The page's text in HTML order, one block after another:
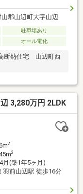
郡山辺町大字山辺
駐車場あり
オール電化
断熱住宅 山辺町西
3,280万円 2LDK
2
2
月(築1年5ヶ月)
羽前山辺駅 徒歩16分